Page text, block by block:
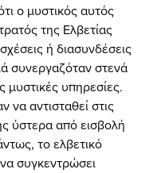
ο μυστικός αυτός
της Ελβετίας
ή διασυνδέσεις
συνεργαζόταν στενά
μυστικές υπηρεσίες.
να αντισταθεί στις
ύστερα από εισβολή
το ελβετικό
συγκεντρώσει